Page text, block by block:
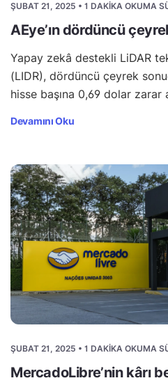
ŞUBAT 21, 2025 • 1 DAKIKA OKUMA
AEye’ın dördüncü
Yapay zekâ destekli LiDAR
(LIDR), dördüncü çeyrek
hisse başına 0,69 dolar zarar
Devamını Oku
ŞUBAT 21, 2025 • 1 DAKIKA OKUMA
MercadoLibre’nin kârı